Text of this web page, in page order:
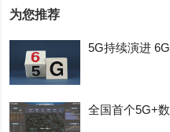
为您推荐
5G持续演进
全国首个5G+